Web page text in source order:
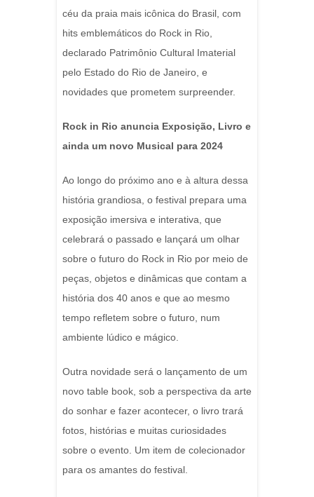
céu da praia mais icônica do Brasil, com
hits emblemáticos do Rock in Rio,
declarado Patrimônio Cultural Imaterial
pelo Estado do Rio de Janeiro, e
novidades que prometem surpreender.
Rock in Rio anuncia Exposição, Livro e
ainda um novo Musical para 2024
Ao longo do próximo ano e à altura dessa
história grandiosa, o festival prepara uma
exposição imersiva e interativa, que
celebrará o passado e lançará um olhar
sobre o futuro do Rock in Rio por meio de
peças, objetos e dinâmicas que contam a
história dos 40 anos e que ao mesmo
tempo refletem sobre o futuro, num
ambiente lúdico e mágico.
Outra novidade será o lançamento de um
novo table book, sob a perspectiva da arte
do sonhar e fazer acontecer, o livro trará
fotos, histórias e muitas curiosidades
sobre o evento. Um item de colecionador
para os amantes do festival.